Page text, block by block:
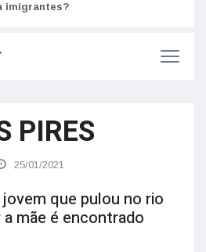
imigrantes?
PIRES
25/01/2021
que pulou no rio
mãe é encontrado